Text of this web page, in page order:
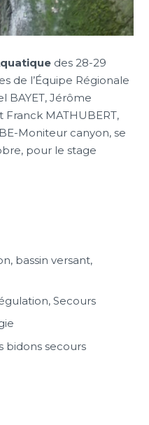
des 28-29
de l’Équipe Régionale
BAYET, Jérôme
Franck MATHUBERT,
Moniteur canyon, se
pour le stage
bassin versant,
Secours
bidons secours